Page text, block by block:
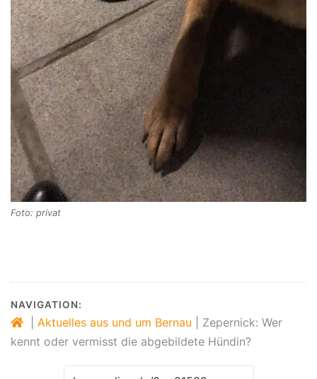
Foto: privat
NAVIGATION:
Aktuelles aus und um Bernau
Zepernick: Wer
kennt oder vermisst die abgebildete Hündin?